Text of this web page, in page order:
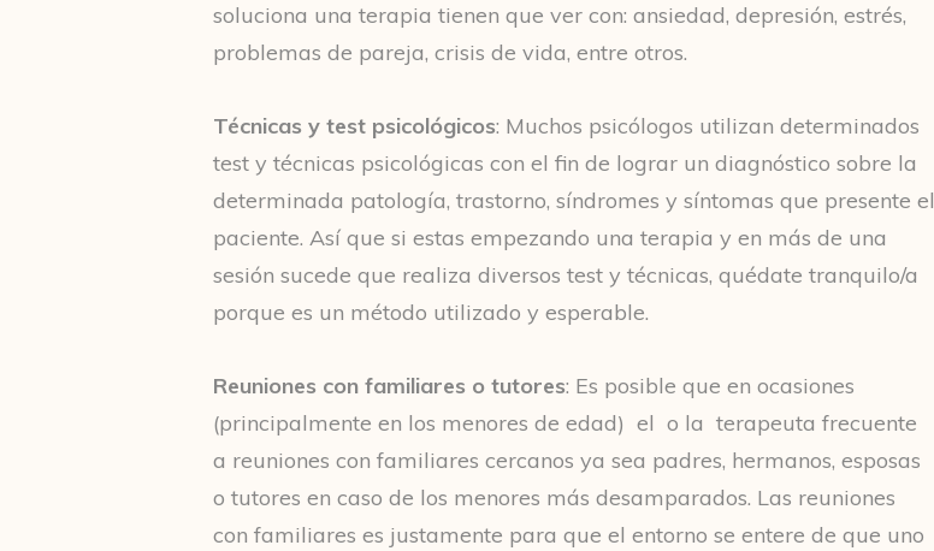
soluciona una terapia tienen que ver con: ansiedad, depresión, estrés,
problemas de pareja, crisis de vida, entre otros.
Técnicas y test psicológicos: Muchos psicólogos utilizan determinados
test y técnicas psicológicas con el fin de lograr un diagnóstico sobre la
determinada patología, trastorno, síndromes y síntomas que presente el
paciente. Así que si estas empezando una terapia y en más de una
sesión sucede que realiza diversos test y técnicas, quédate tranquilo/a
porque es un método utilizado y esperable.
Reuniones con familiares o tutores: Es posible que en ocasiones
(principalmente en los menores de edad) el o la terapeuta frecuente
a reuniones con familiares cercanos ya sea padres, hermanos, esposas
o tutores en caso de los menores más desamparados. Las reuniones
con familiares es justamente para que el entorno se entere de que uno